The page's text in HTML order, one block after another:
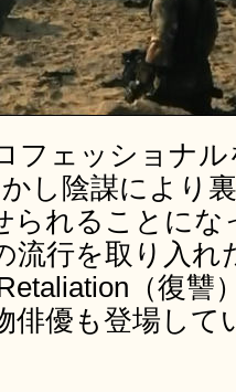
フェッショナ
かし陰謀により
られることに
流行を取り入
（復讐
俳優も登場して